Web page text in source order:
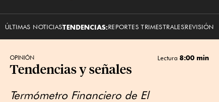
ÚLTIMAS NOTICIASTENDENCIAS:REPORTES TRIMESTRALESREVISIÓN
OPINIÓN Lectura 8:00 min
Tendencias y señales
Termómetro Financiero de El